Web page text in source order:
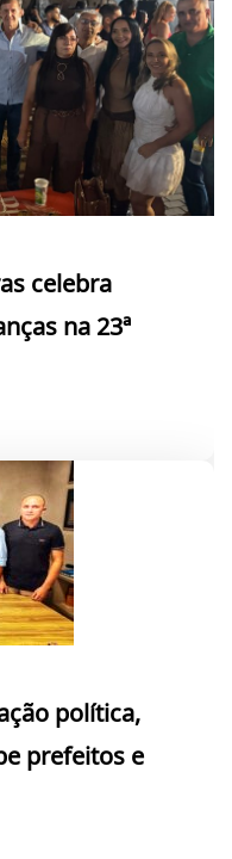
celebra
na 23ª
política,
prefeitos e